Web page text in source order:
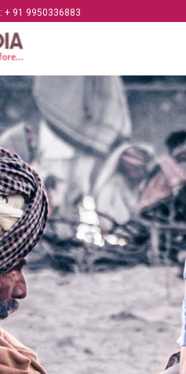
: + 91 9950336883